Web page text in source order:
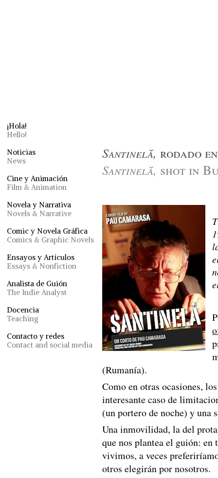
¡Hola!
Hello!
Noticias
News
Cine y Animación
Film & Animation
Novela y Narrativa
Novels & Narrative
Comic y Novela Gráfica
Comics & Graphic Novels
Ensayos y Artículos
Essays & Nonfiction
Analista de Guión
The Indie Analyst
Docencia
Teaching
Contacto y redes
Contact and social media
Santinelă, rodado
Santinelă, shot in
T
(Rumanía).
Como en otras ocasiones,
interesante caso de
(un portero de noche) y
Una inmovilidad, la del
que nos plantea el guión: en
vivimos, a veces
otros elegirán por nosotros.